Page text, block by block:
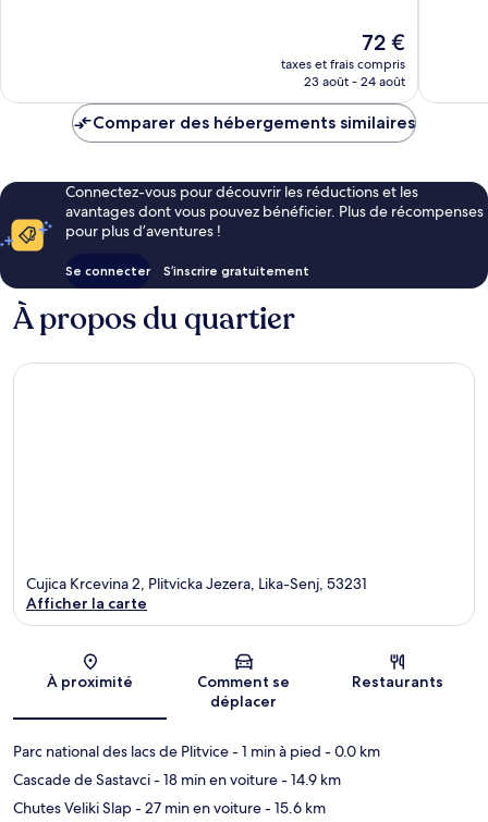
Le
nouveau
prix
de
72 €
taxes et frais compris
23 août - 24 août
Comparer des hébergements similaires
Connectez-vous pour découvrir les réductions et les
avantages dont vous pouvez bénéficier. Plus de récompenses
pour plus d’aventures !
Se connecter S’inscrire gratuitement
À propos du quartier
Carte
Cujica Krcevina 2, Plitvicka Jezera, Lika-Senj, 53231
Afficher la carte
À proximité
Comment se
déplacer
Restaurants
Parc national des lacs de Plitvice- 1 min à pied - 0.0 km
Cascade de Sastavci- 18 min en voiture- 14.9 km
Chutes Veliki Slap- 27 min en voiture- 15.6 km